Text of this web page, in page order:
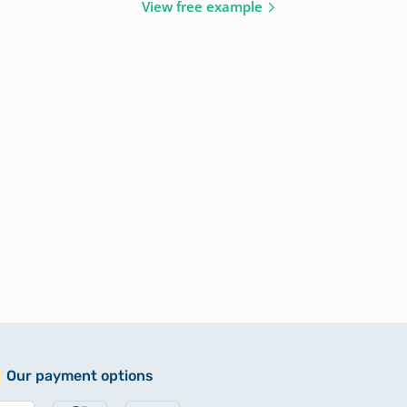
View free example
Our payment options